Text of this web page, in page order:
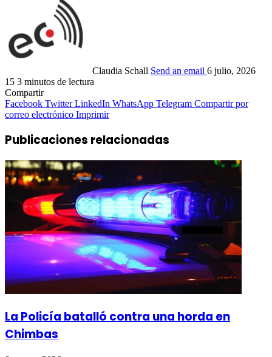
Claudia Schall Send an email 6 julio, 2026
15 3 minutos de lectura
Compartir
Facebook Twitter LinkedIn WhatsApp Telegram Compartir por
correo electrónico Imprimir
Publicaciones relacionadas
La Policía batalló contra una horda en
Chimbas